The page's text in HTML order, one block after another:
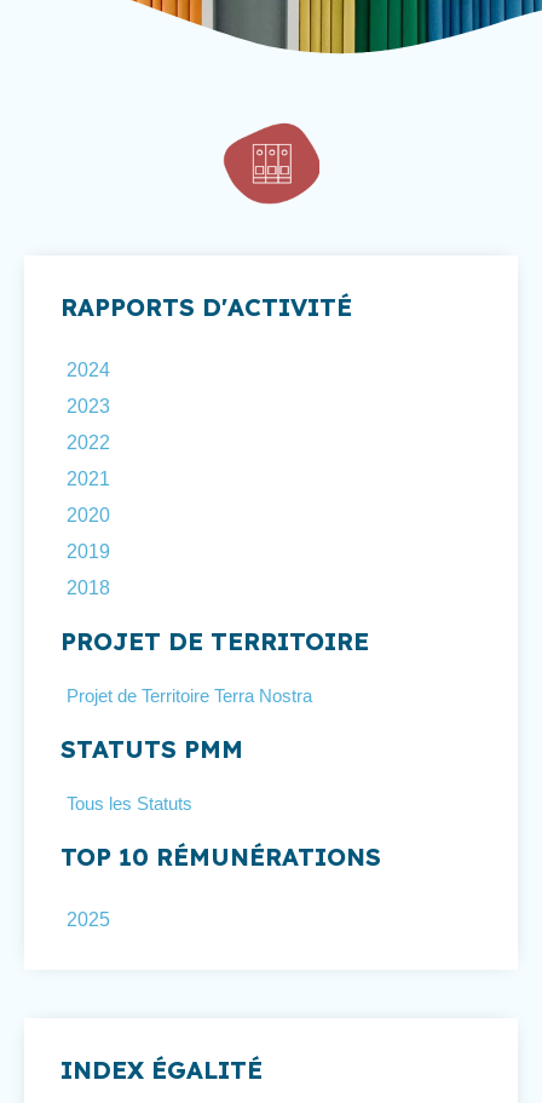
RAPPORTS D'ACTIVITÉ
2024
2023
2022
2021
2020
2019
2018
PROJET DE TERRITOIRE
Projet de Territoire Terra Nostra
STATUTS PMM
Tous les Statuts
TOP 10 RÉMUNÉRATIONS
2025
INDEX ÉGALITÉ